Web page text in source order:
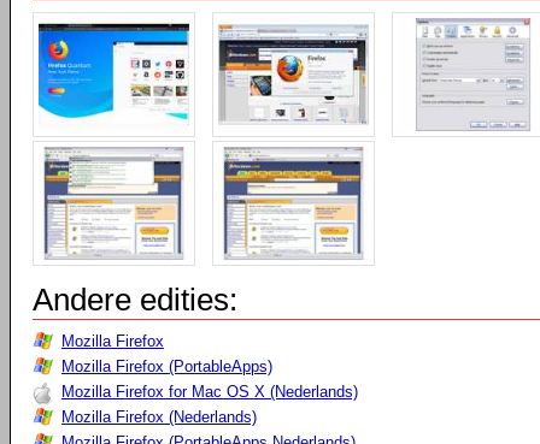
Andere edities:
Mozilla Firefox
Mozilla Firefox (PortableApps)
Mozilla Firefox for Mac OS X (Nederlands)
Mozilla Firefox (Nederlands)